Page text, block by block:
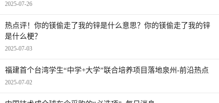
2025-07-26
热点评！你的镁偷走了我的锌是什么意思？你的镁偷走了我的锌
是什么梗？
2025-07-03
福建首个台湾学生“中学+大学”联合培养项目落地泉州-前沿热点
2025-07-02